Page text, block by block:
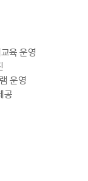
육 운영
운영
공